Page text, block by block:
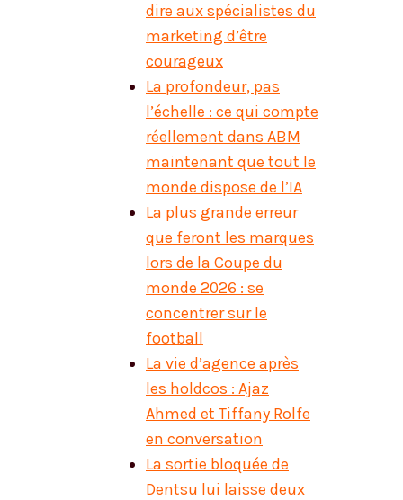
dire aux spécialistes du
marketing d’être
courageux
La profondeur, pas
l’échelle : ce qui compte
réellement dans ABM
maintenant que tout le
monde dispose de l’IA
La plus grande erreur
que feront les marques
lors de la Coupe du
monde 2026 : se
concentrer sur le
football
La vie d’agence après
les holdcos : Ajaz
Ahmed et Tiffany Rolfe
en conversation
La sortie bloquée de
Dentsu lui laisse deux